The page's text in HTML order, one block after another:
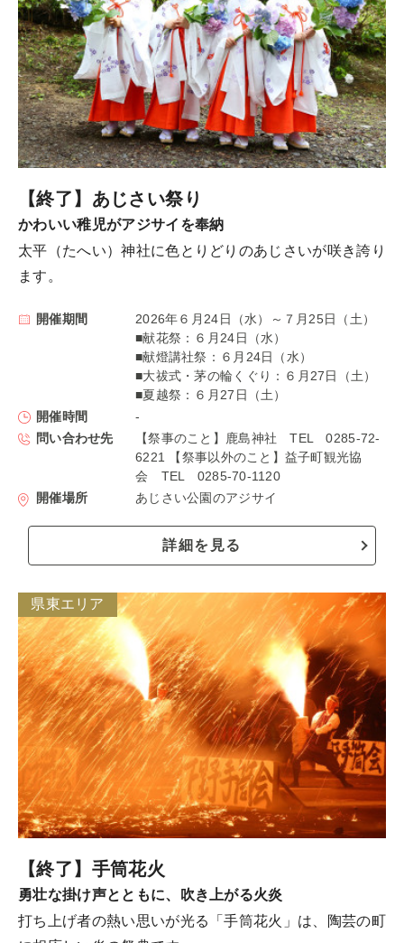
【終了】あじさい祭り
かわいい稚児がアジサイを奉納
太平（たへい）神社に色とりどりのあじさいが咲き誇り
ます。
開催期間
2026年６月24日（水）～７月25日（土）
■献花祭：６月24日（水）
■献燈講社祭：６月24日（水）
■大祓式・茅の輪くぐり：６月27日（土）
■夏越祭：６月27日（土）
開催時間
-
問い合わせ先
【祭事のこと】鹿島神社 TEL 0285-72-
6221 【祭事以外のこと】益子町観光協
会 TEL 0285-70-1120
開催場所
あじさい公園のアジサイ
詳細を見る
【終了】手筒花火
県東エリア
勇壮な掛け声とともに、吹き上がる火炎
打ち上げ者の熱い思いが光る「手筒花火」は、陶芸の町